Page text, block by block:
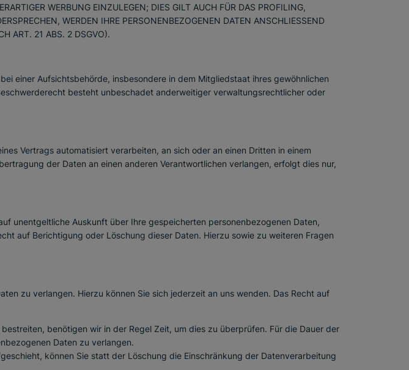
WERBUNG EINZULEGEN; DIES GILT AUCH FÜR DAS PROFILING,
WERDEN IHRE PERSONENBEZOGENEN DATEN ANSCHLIESSEND
ART. 21 ABS. 2 DSGVO).
einer Aufsichtsbehörde, insbesondere in dem Mitgliedstaat ihres gewöhnlichen
besteht unbeschadet anderweitiger verwaltungsrechtlicher oder
Vertrags automatisiert verarbeiten, an sich oder an einen Dritten in einem
der Daten an einen anderen Verantwortlichen verlangen, erfolgt dies nur,
unentgeltliche Auskunft über Ihre gespeicherten personenbezogenen Daten,
auf Berichtigung oder Löschung dieser Daten. Hierzu sowie zu weiteren Fragen
zu verlangen. Hierzu können Sie sich jederzeit an uns wenden. Das Recht auf
benötigen wir in der Regel Zeit, um dies zu überprüfen. Für die Dauer der
Daten zu verlangen.
können Sie statt der Löschung die Einschränkung der Datenverarbeitung